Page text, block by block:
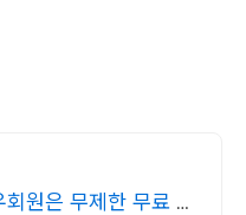
원은 무제한 무료 배